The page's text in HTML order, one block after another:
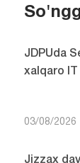
JDPUda
xalqaro
03/08/2026
Jizzax